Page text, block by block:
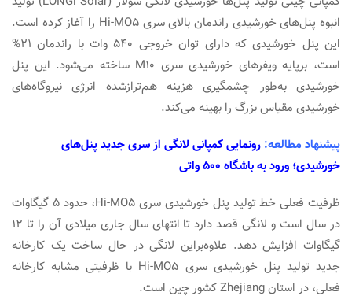
انبوه پنل‌های خورشیدی راندمان بالای سری Hi-MO5 را آغاز کرده است.
این پنل خورشیدی که دارای توان خروجی ۵۴۰ وات با راندمان ۲۱%
است، برپایه ویفرهای خورشیدی سری M10 ساخته می‌شود. این پنل
خورشیدی به‌طور چشمگیری هزینه هم‌ترازشده انرژی نیروگاه‌های
خورشیدی مقیاس بزرگ را بهینه می‌کند.
پیشنهاد مطالعه: رونمایی کمپانی لانگی از سری جدید پنل‌های
خورشیدی؛ ورود به باشگاه ۵۰۰ واتی‌
ظرفیت فعلی خط تولید پنل خورشیدی سری Hi-MO5، حدود ۵ گیگاوات
در سال است و لانگی قصد دارد تا انتهای سال جاری میلادی آن را تا ۱۲
گیگاوات افزایش دهد. علاوه‌براین لانگی در حال ساخت یک کارخانه
جدید تولید پنل خورشیدی سری Hi-MO5 با ظرفیتی مشابه کارخانه
فعلی، در استان Zhejiang کشور چین است.